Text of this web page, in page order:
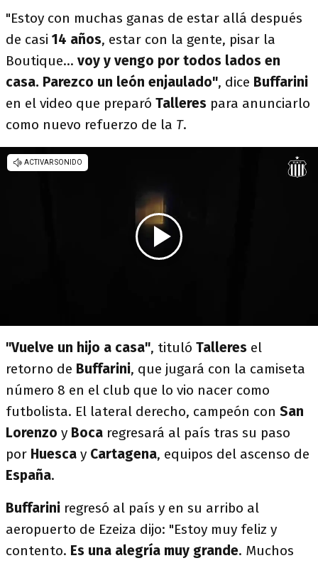
"Estoy con muchas ganas de estar allá después
de casi 14 años, estar con la gente, pisar la
Boutique... voy y vengo por todos lados en
casa. Parezco un león enjaulado", dice Buffarini
en el video que preparó Talleres para anunciarlo
como nuevo refuerzo de la T.
"Vuelve un hijo a casa", tituló Talleres el
retorno de Buffarini, que jugará con la camiseta
número 8 en el club que lo vio nacer como
futbolista. El lateral derecho, campeón con San
Lorenzo y Boca regresará al país tras su paso
por Huesca y Cartagena, equipos del ascenso de
España.
Buffarini regresó al país y en su arribo al
aeropuerto de Ezeiza dijo: "Estoy muy feliz y
contento. Es una alegría muy grande. Muchos